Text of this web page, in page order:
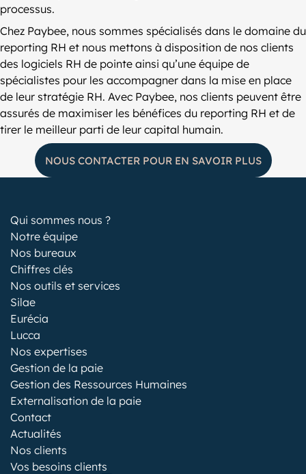
processus.
Chez Paybee, nous sommes spécialisés dans le domaine du
reporting RH et nous mettons à disposition de nos clients
des logiciels RH de pointe ainsi qu’une équipe de
spécialistes pour les accompagner dans la mise en place
de leur stratégie RH. Avec Paybee, nos clients peuvent être
assurés de maximiser les bénéfices du reporting RH et de
tirer le meilleur parti de leur capital humain.
NOUS CONTACTER POUR EN SAVOIR PLUS
Qui sommes nous ?
Notre équipe
Nos bureaux
Chiffres clés
Nos outils et services
Silae
Eurécia
Lucca
Nos expertises
Gestion de la paie
Gestion des Ressources Humaines
Externalisation de la paie
Contact
Actualités
Nos clients
Vos besoins clients